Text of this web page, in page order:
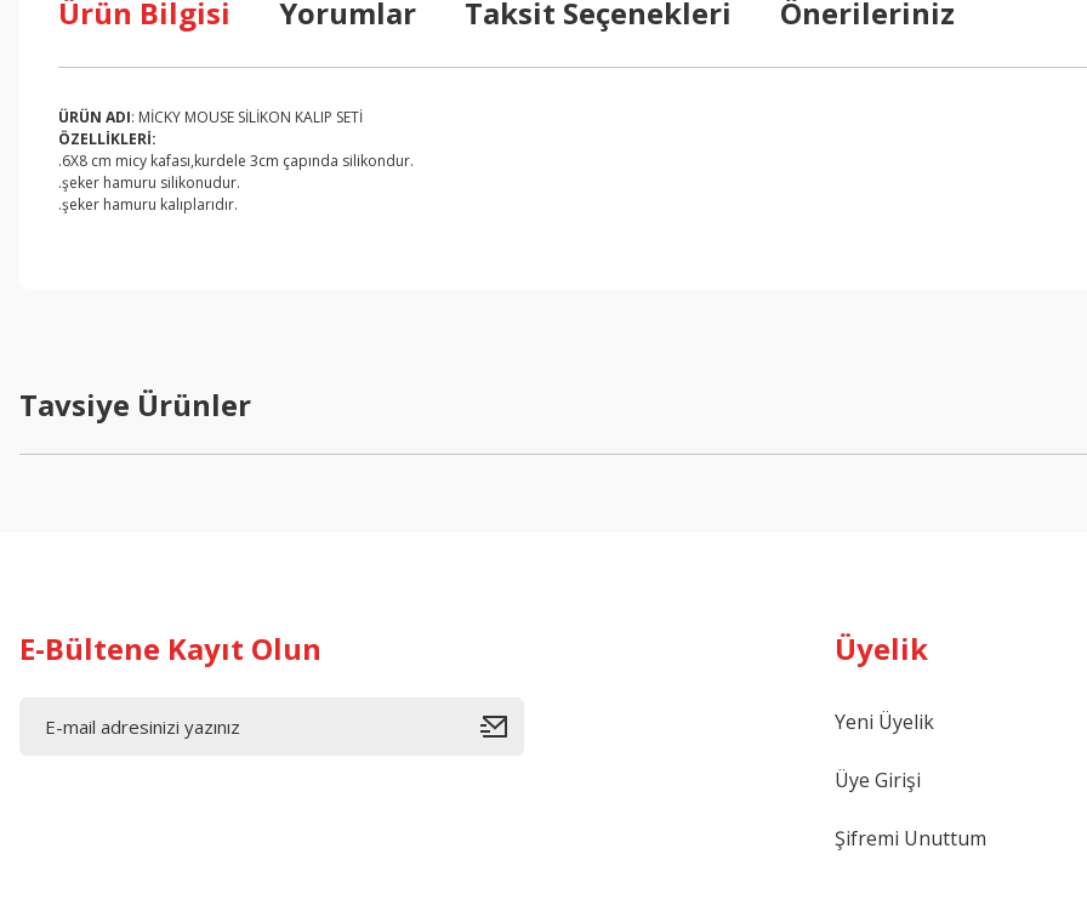
Ürün Bilgisi Yorumlar Taksit Seçenekleri Önerileriniz
ÜRÜN ADI: MİCKY MOUSE SİLİKON KALIP SETİ
ÖZELLİKLERİ:
.6X8 cm micy kafası,kurdele 3cm çapında silikondur.
.şeker hamuru silikonudur.
.şeker hamuru kalıplarıdır.
Ürün bilgilerinde hatalar bulunuyor.
Ürün fiyatı diğer sitelerden daha pahalı.
Gönder
Tavsiye Ürünler
E-Bültene Kayıt Olun Üyelik
Yeni Üyelik
Üye Girişi
Şifremi Unuttum